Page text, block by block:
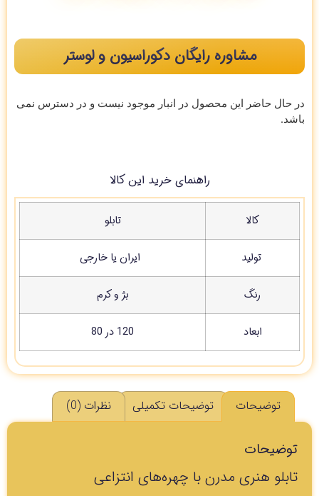
مشاوره رایگان دکوراسیون و لوستر
در حال حاضر این محصول در انبار موجود نیست و در دسترس نمی
باشد.
راهنمای خرید این کالا
کالا تابلو
تولید ایران یا خارجی
رنگ بژ و کرم
ابعاد 120 در 80
توضیحات توضیحات تکمیلی نظرات (0)
توضیحات
تابلو هنری مدرن با چهره‌های انتزاعی